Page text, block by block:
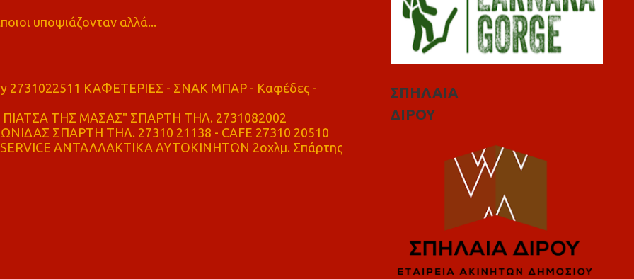
υποψιάζονταν αλλά...
2731022511 ΚΑΦΕΤΕΡΙΕΣ - ΣΝΑΚ ΜΠΑΡ - Καφέδες -
ΤΗΣ ΜΑΣΑΣ" ΣΠΑΡΤΗ ΤΗΛ. 2731082002
ΣΠΑΡΤΗ ΤΗΛ. 27310 21138 - CAFE 27310 20510
ΑΝΤΑΛΛΑΚΤΙΚΑ ΑΥΤΟΚΙΝΗΤΩΝ 2οχλμ. Σπάρτης
ΣΠΗΛΑΙΑ
ΔΙΡΟΥ